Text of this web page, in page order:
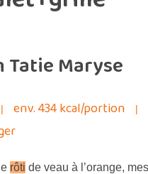
Tatie Maryse
env. 434 kcal/portion
rôti de veau à l’orange, mes